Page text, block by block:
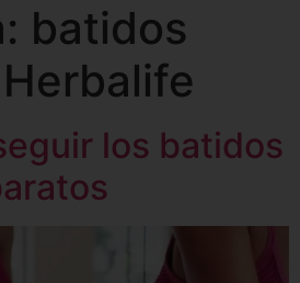
batidos
los batidos